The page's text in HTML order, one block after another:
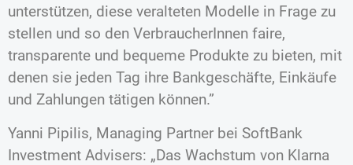
unterstützen, diese veralteten Modelle in Frage zu
stellen und so den VerbraucherInnen faire,
transparente und bequeme Produkte zu bieten, mit
denen sie jeden Tag ihre Bankgeschäfte, Einkäufe
und Zahlungen tätigen können.”
Yanni Pipilis, Managing Partner bei SoftBank
Investment Advisers: „Das Wachstum von Klarna